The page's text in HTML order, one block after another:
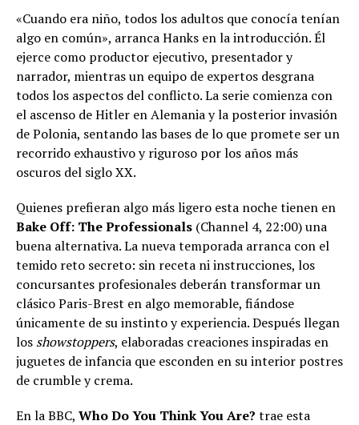
«Cuando era niño, todos los adultos que conocía tenían
algo en común», arranca Hanks en la introducción. Él
ejerce como productor ejecutivo, presentador y
narrador, mientras un equipo de expertos desgrana
todos los aspectos del conflicto. La serie comienza con
el ascenso de Hitler en Alemania y la posterior invasión
de Polonia, sentando las bases de lo que promete ser un
recorrido exhaustivo y riguroso por los años más
oscuros del siglo XX.
Quienes prefieran algo más ligero esta noche tienen en
Bake Off: The Professionals (Channel 4, 22:00) una
buena alternativa. La nueva temporada arranca con el
temido reto secreto: sin receta ni instrucciones, los
concursantes profesionales deberán transformar un
clásico Paris-Brest en algo memorable, fiándose
únicamente de su instinto y experiencia. Después llegan
los showstoppers, elaboradas creaciones inspiradas en
juguetes de infancia que esconden en su interior postres
de crumble y crema.
En la BBC, Who Do You Think You Are? trae esta